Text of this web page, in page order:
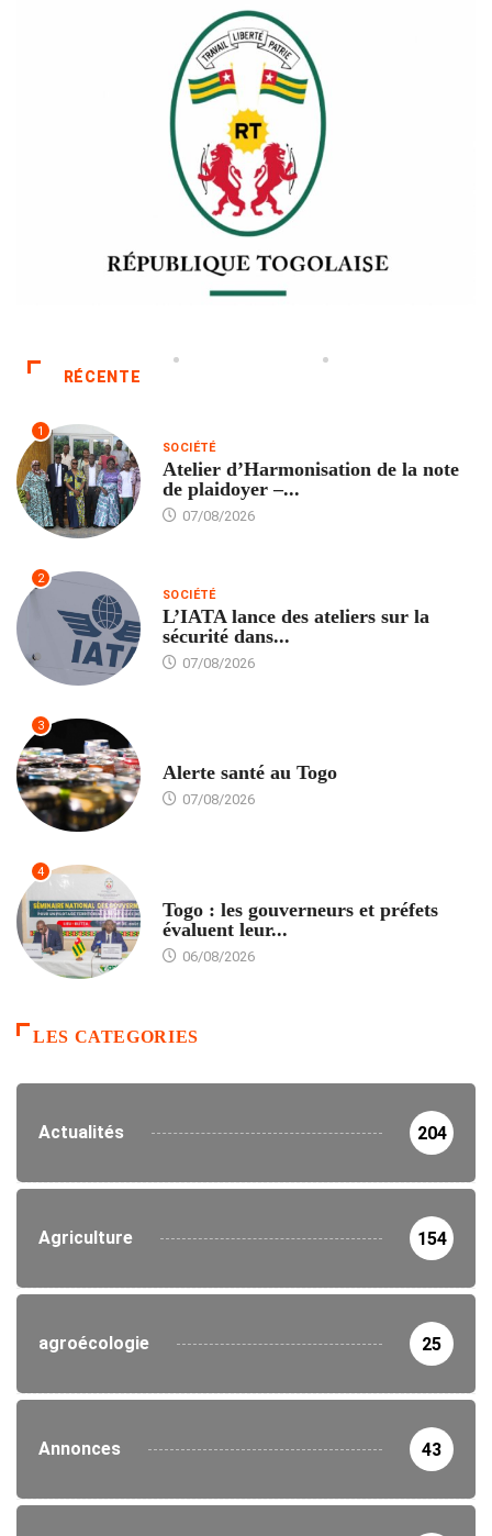
RÉCENTE
1
SOCIÉTÉ
Atelier d’Harmonisation de la note
de plaidoyer –...
07/08/2026
2
SOCIÉTÉ
L’IATA lance des ateliers sur la
sécurité dans...
07/08/2026
3
Alerte santé au Togo
07/08/2026
4
Togo : les gouverneurs et préfets
évaluent leur...
06/08/2026
LES CATEGORIES
Actualités 204
Agriculture 154
agroécologie 25
Annonces 43